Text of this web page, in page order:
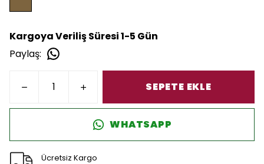
Kargoya Veriliş Süresi 1-5 Gün
Paylaş:
SEPETE EKLE
WHATSAPP
Ücretsiz Kargo